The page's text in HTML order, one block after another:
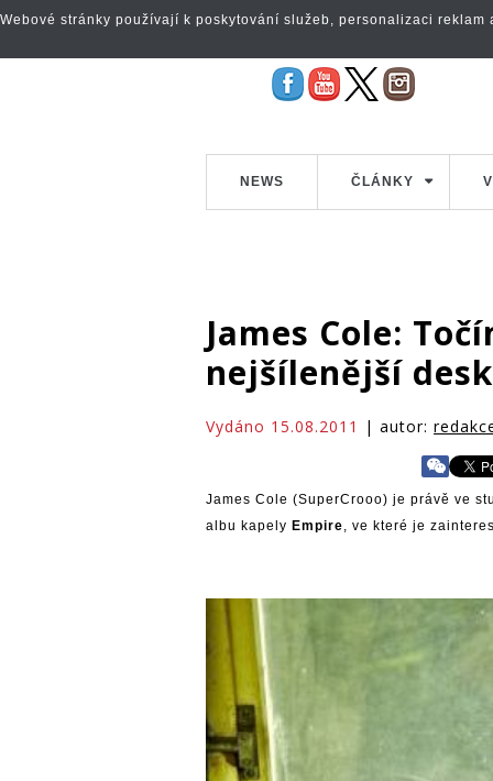
NEWS ČLÁNKY
James Cole:
nejšílenější
Vydáno 15.08.2011 | autor:
James Cole (SuperCrooo) je právě ve
albu kapely Empire, ve které je
Webové stránky používají k poskytování služeb, personalizaci